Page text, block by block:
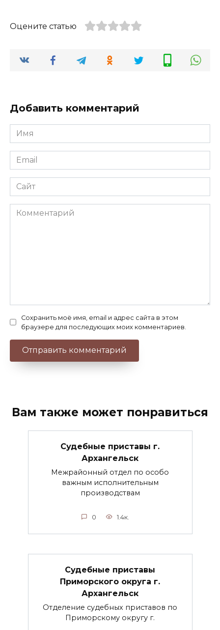
Оцените статью
Добавить комментарий
Имя
*
Email
*
Сайт
Комментарий
Сохранить моё имя, email и адрес сайта в этом
браузере для последующих моих комментариев.
Вам также может понравиться
Судебные приставы г.
Архангельск
Межрайонный отдел по особо
важным исполнительным
производствам
0 1.4к.
Судебные приставы
Приморского округа г.
Архангельск
Отделение судебных приставов по
Приморскому округу г.